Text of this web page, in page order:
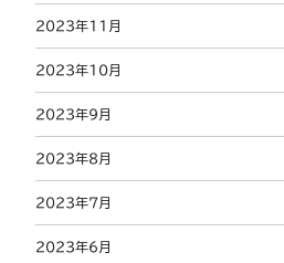
2023年11月
2023年10月
2023年9月
2023年8月
2023年7月
2023年6月